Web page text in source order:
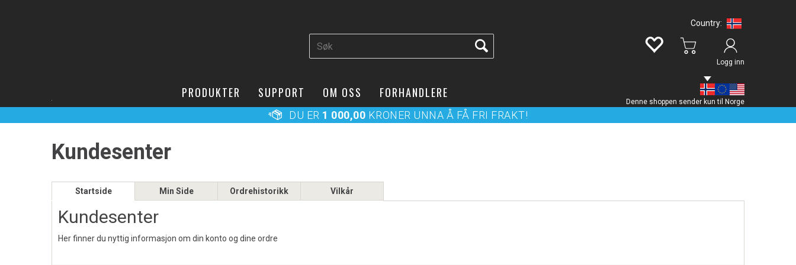
Logg inn
Denne shoppen sender kun til Norge
PRODUKTER SUPPORT OM OSS FORHANDLERE
DU ER 1 000,00 KRONER UNNA Å FÅ FRI FRAKT!
Kundesenter
Startside Min Side Ordrehistorikk Vilkår
Kundesenter
Her finner du nyttig informasjon om din konto og dine ordre